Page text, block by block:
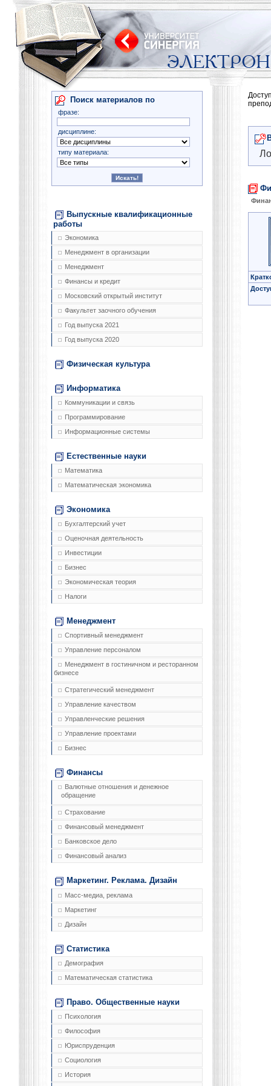
Поиск материалов по
фразе:
дисциплине:
типу материала:
Выпускные квалификационные
работы
Экономика
Менеджмент в организации
Менеджмент
Финансы и кредит
Московский открытый институт
Факультет заочного обучения
Год выпуска 2021
Год выпуска 2020
Физическая культура
Информатика
Коммуникации и связь
Программирование
Информационные системы
Естественные науки
Математика
Математическая экономика
Экономика
Бухгалтерский учет
Оценочная деятельность
Инвестиции
Бизнес
Экономическая теория
Налоги
Менеджмент
Спортивный менеджмент
Управление персоналом
Менеджмент в гостиничном и ресторанном
бизнесе
Стратегический менеджмент
Управление качеством
Управленческие решения
Управление проектами
Бизнес
Финансы
Валютные отношения и денежное
обращение
Страхование
Финансовый менеджмент
Банковское дело
Финансовый анализ
Маркетинг. Реклама. Дизайн
Масс-медиа, реклама
Маркетинг
Дизайн
Статистика
Демография
Математическая статистика
Право. Общественные науки
Психология
Философия
Юриспруденция
Социология
История